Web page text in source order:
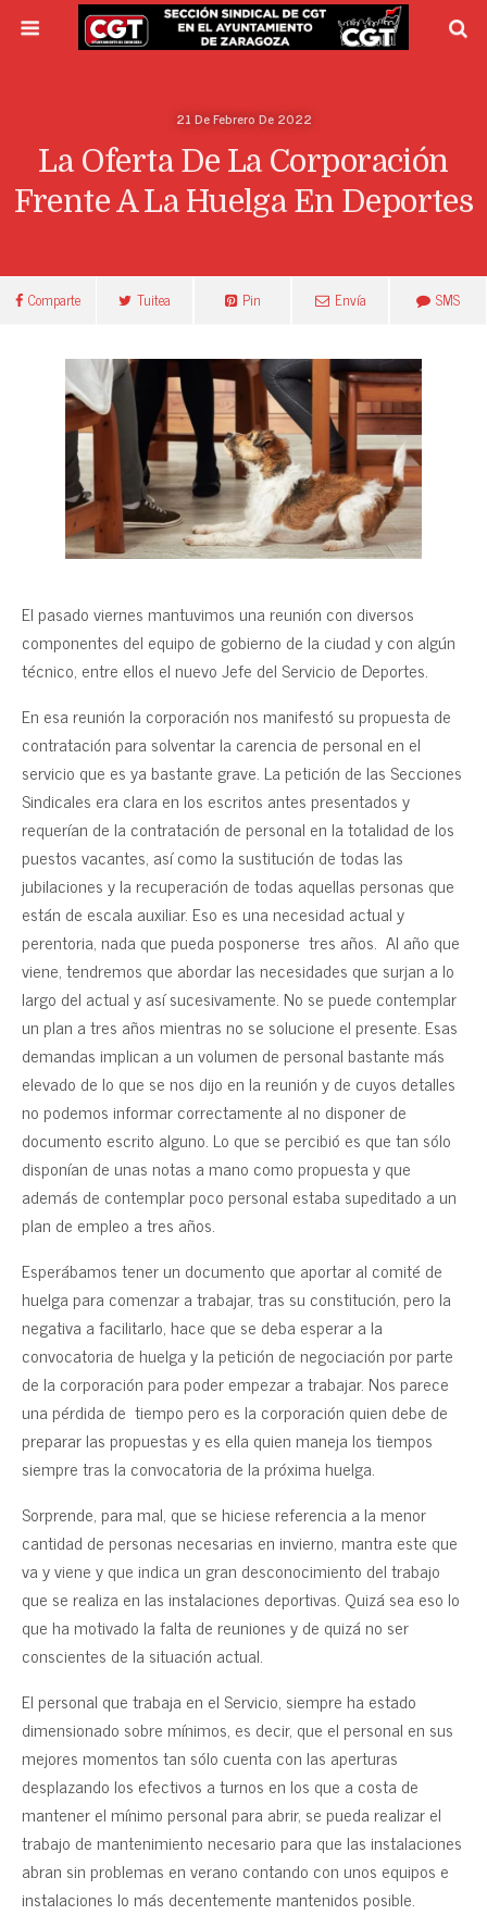
21 De Febrero De 2022
La Oferta De La Corporación
Frente A La Huelga En Deportes
Comparte Tuitea Pin Envía SMS
El pasado viernes mantuvimos una reunión con diversos
componentes del equipo de gobierno de la ciudad y con algún
técnico, entre ellos el nuevo Jefe del Servicio de Deportes.
En esa reunión la corporación nos manifestó su propuesta de
contratación para solventar la carencia de personal en el
servicio que es ya bastante grave. La petición de las Secciones
Sindicales era clara en los escritos antes presentados y
requerían de la contratación de personal en la totalidad de los
puestos vacantes, así como la sustitución de todas las
jubilaciones y la recuperación de todas aquellas personas que
están de escala auxiliar. Eso es una necesidad actual y
perentoria, nada que pueda posponerse tres años. Al año que
viene, tendremos que abordar las necesidades que surjan a lo
largo del actual y así sucesivamente. No se puede contemplar
un plan a tres años mientras no se solucione el presente. Esas
demandas implican a un volumen de personal bastante más
elevado de lo que se nos dijo en la reunión y de cuyos detalles
no podemos informar correctamente al no disponer de
documento escrito alguno. Lo que se percibió es que tan sólo
disponían de unas notas a mano como propuesta y que
además de contemplar poco personal estaba supeditado a un
plan de empleo a tres años.
Esperábamos tener un documento que aportar al comité de
huelga para comenzar a trabajar, tras su constitución, pero la
negativa a facilitarlo, hace que se deba esperar a la
convocatoria de huelga y la petición de negociación por parte
de la corporación para poder empezar a trabajar. Nos parece
una pérdida de tiempo pero es la corporación quien debe de
preparar las propuestas y es ella quien maneja los tiempos
siempre tras la convocatoria de la próxima huelga.
Sorprende, para mal, que se hiciese referencia a la menor
cantidad de personas necesarias en invierno, mantra este que
va y viene y que indica un gran desconocimiento del trabajo
que se realiza en las instalaciones deportivas. Quizá sea eso lo
que ha motivado la falta de reuniones y de quizá no ser
conscientes de la situación actual.
El personal que trabaja en el Servicio, siempre ha estado
dimensionado sobre mínimos, es decir, que el personal en sus
mejores momentos tan sólo cuenta con las aperturas
desplazando los efectivos a turnos en los que a costa de
mantener el mínimo personal para abrir, se pueda realizar el
trabajo de mantenimiento necesario para que las instalaciones
abran sin problemas en verano contando con unos equipos e
instalaciones lo más decentemente mantenidos posible.